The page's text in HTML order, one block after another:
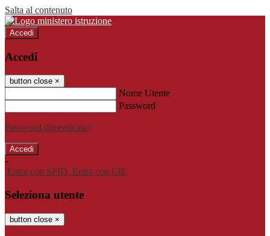
Salta al contenuto
Accedi
Accedi
button close ×
Nome Utente
Password
Password dimenticata?
-
Entra con SPID Entra con CIE
Seleziona utente
button close ×